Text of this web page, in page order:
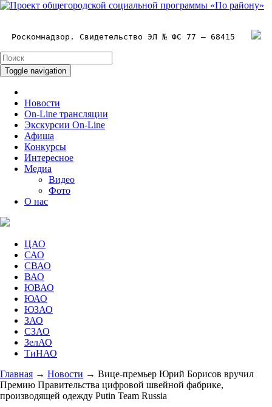
Роскомнадзор. Свидетельство ЭЛ № ФС 77 – 68415
Toggle navigation
Новости
On-Line трансляции
Экскурсии On-Line
Афиша
Конкурсы
Интересное
Медиа
Видео
Фото
О нас
ЦАО
САО
СВАО
ВАО
ЮВАО
ЮАО
ЮЗАО
ЗАО
СЗАО
ЗелАО
ТиНАО
Главная → Новости → Вице-премьер Юрий Борисов вручил
Премию Правительства цифровой швейной фабрике,
производящей одежду Putin Team Russia